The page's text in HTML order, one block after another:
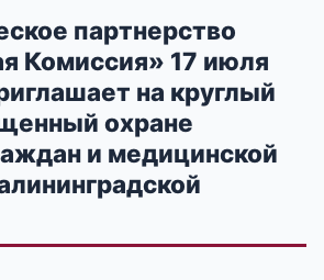
партнерство
Комиссия» 17 июля
на круглый
охране
и медицинской